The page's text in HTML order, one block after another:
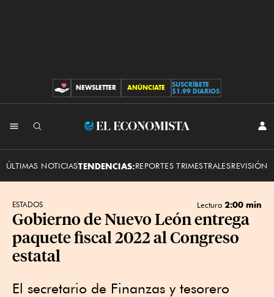
CONTRIBUCIONES
NEWSLETTER ANÚNCIATE
SUSCRÍBETE
$1.99 DIARIOS
El
ÚLTIMAS NOTICIASTENDENCIAS:REPORTES TRIMESTRALESREVISIÓN
ESTADOS Lectura 2:00 min
Gobierno de Nuevo León entrega
paquete fiscal 2022 al Congreso
estatal
El secretario de Finanzas y tesorero